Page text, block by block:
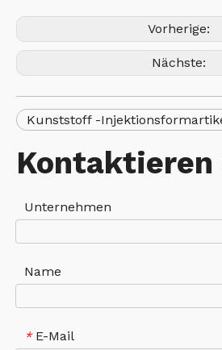
Vorherige:
Nächste:
Kunststoff -
Kontaktieren
Unternehmen
Name
* E-Mail